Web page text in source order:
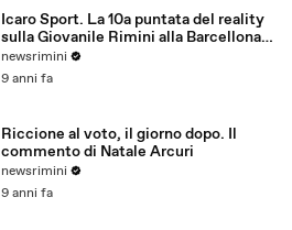
Icaro Sport. La 10a puntata del reality
sulla Giovanile Rimini alla Barcellona
Professional Cup
newsrimini
9 anni fa
Riccione al voto, il giorno dopo. Il
commento di Natale Arcuri
newsrimini
9 anni fa